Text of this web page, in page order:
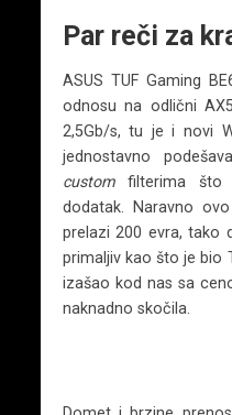
Par reči za
ASUS TUF Gaming
odnosu na odlični
2,5Gb/s, tu je i novi
jednostavno
customfilterima što
dodatak. Naravno
prelazi 200 evra, tako
primaljiv kao što je bio
izašao kod nas sa
naknadno skočila.